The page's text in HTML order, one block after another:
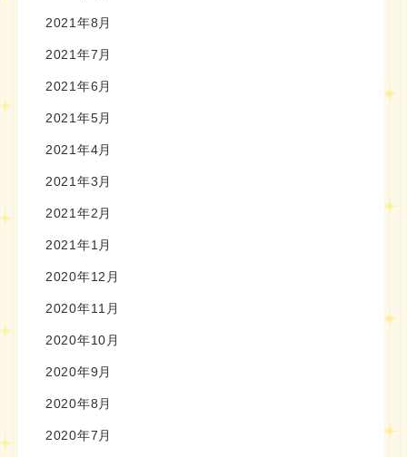
2021年8月
2021年7月
2021年6月
2021年5月
2021年4月
2021年3月
2021年2月
2021年1月
2020年12月
2020年11月
2020年10月
2020年9月
2020年8月
2020年7月